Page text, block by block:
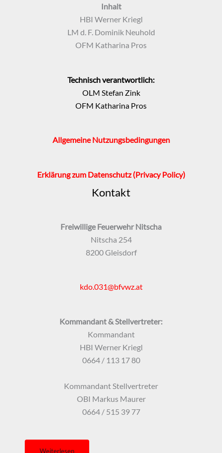
Inhalt
HBI Werner Kriegl
LM d. F. Dominik Neuhold
OFM Katharina Pros
Technisch verantwortlich:
OLM Stefan Zink
OFM Katharina Pros
Allgemeine Nutzungsbedingungen
Erklärung zum Datenschutz(Privacy Policy)
Kontakt
Freiwillige Feuerwehr Nitscha
Nitscha 254
8200 Gleisdorf
kdo.031@bfvwz.at
Kommandant & Stellvertreter:
Kommandant
HBI Werner Kriegl
0664 / 113 17 80
Kommandant Stellvertreter
OBI Markus Maurer
0664 / 515 39 77
Weiterlesen